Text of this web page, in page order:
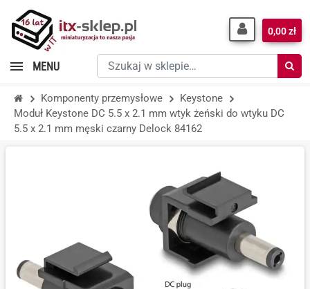
Szukaj
w
sklepie…
0,00 zł
MENU
Komponenty przemysłowe
Keystone
Moduł Keystone DC 5.5 x 2.1 mm wtyk żeński do wtyku DC
5.5 x 2.1 mm męski czarny Delock 84162